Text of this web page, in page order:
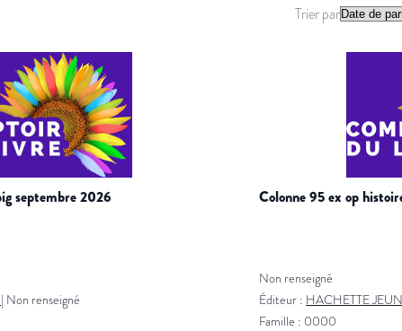
Trier par
septembre 2026
| Non renseigné
colonne 95 ex op
Non renseigné
Éditeur : HACHETTE
Famille : 0000